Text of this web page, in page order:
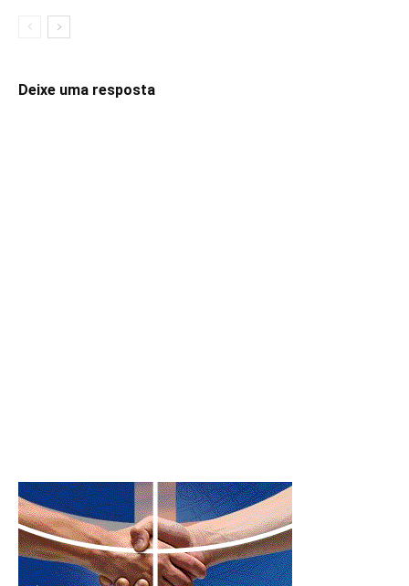
Deixe uma resposta